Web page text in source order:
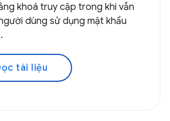
khoá truy cập trong khi vẫn
dùng sử dụng mật khẩu
tài liệu